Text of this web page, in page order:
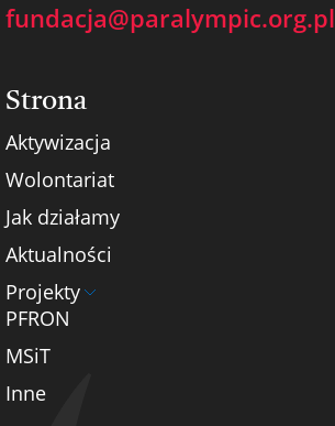
fundacja@paralympic.org.pl
Strona
Aktywizacja
Wolontariat
Jak działamy
Aktualności
Projekty
PFRON
MSiT
Inne